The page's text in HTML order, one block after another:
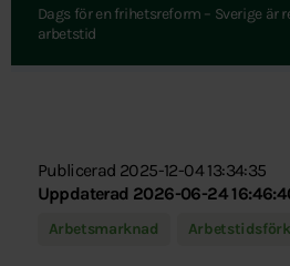
Dags för en frihetsreform – Sverige är
arbetstid
Publicerad 2025-12-04 13:34:35
Uppdaterad 2026-06-24
Arbetsmarknad